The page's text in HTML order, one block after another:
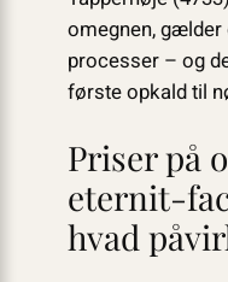
omegnen,
processer – og
første opkald til
Priser på
eternit-
hvad